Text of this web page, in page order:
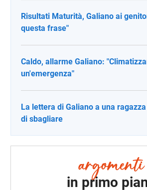
Risultati Maturità, Galiano ai
questa frase"
Caldo, allarme Galiano:
un'emergenza"
La lettera di Galiano a una
di sbagliare
in primo